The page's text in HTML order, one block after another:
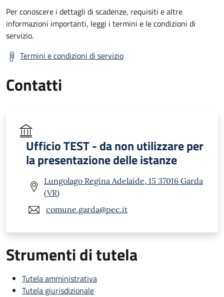
Per conoscere i dettagli di scadenze, requisiti e altre
informazioni importanti, leggi i termini e le condizioni di
servizio.
Termini e condizioni di servizio
Contatti
Ufficio TEST - da non utilizzare per
la presentazione delle istanze
Lungolago Regina Adelaide, 15 37016 Garda
(VR)
comune.garda@pec.it
Strumenti di tutela
Tutela amministrativa
Tutela giurisdizionale